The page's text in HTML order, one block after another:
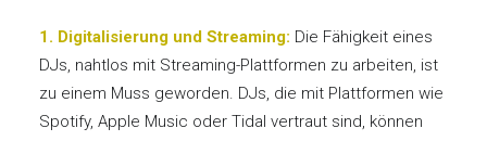
1. Digitalisierung und Streaming: Die Fähigkeit eines
DJs, nahtlos mit Streaming-Plattformen zu arbeiten, ist
zu einem Muss geworden. DJs, die mit Plattformen wie
Spotify, Apple Music oder Tidal vertraut sind, können